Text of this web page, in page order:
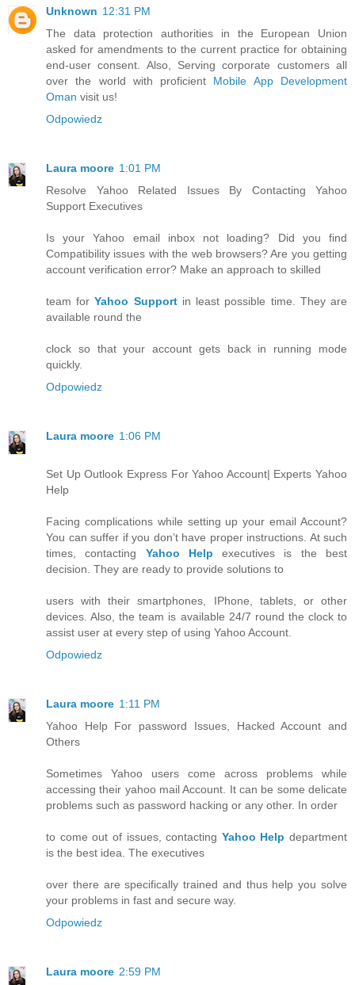
Unknown 12:31 PM
The data protection authorities in the European Union
asked for amendments to the current practice for obtaining
end-user consent. Also, Serving corporate customers all
over the world with proficient Mobile App Development
Oman visit us!
Odpowiedz
Laura moore 1:01 PM
Resolve Yahoo Related Issues By Contacting Yahoo
Support Executives
Is your Yahoo email inbox not loading? Did you find
Compatibility issues with the web browsers? Are you getting
account verification error? Make an approach to skilled
team forYahoo Supportin least possible time. They are
available round the
clock so that your account gets back in running mode
quickly.
Odpowiedz
Laura moore 1:06 PM
Set Up Outlook Express For Yahoo Account| Experts Yahoo
Help
Facing complications while setting up your email Account?
You can suffer if you don’t have proper instructions. At such
times, contacting Yahoo Help executives is the best
decision. They are ready to provide solutions to
users with their smartphones, IPhone, tablets, or other
devices. Also, the team is available 24/7 round the clock to
assist user at every step of using Yahoo Account.
Odpowiedz
Laura moore 1:11 PM
Yahoo Help For password Issues, Hacked Account and
Others
Sometimes Yahoo users come across problems while
accessing their yahoo mail Account. It can be some delicate
problems such as password hacking or any other. In order
to come out of issues, contacting Yahoo Help department
is the best idea. The executives
over there are specifically trained and thus help you solve
your problems in fast and secure way.
Odpowiedz
Laura moore 2:59 PM